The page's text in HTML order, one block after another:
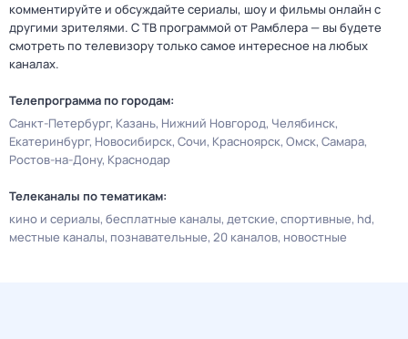
комментируйте и обсуждайте сериалы, шоу и фильмы онлайн с
другими зрителями. С ТВ программой от Рамблера — вы будете
смотреть по телевизору только самое интересное на любых
каналах.
Телепрограмма по городам:
Санкт-Петербург Казань Нижний Новгород Челябинск
Екатеринбург Новосибирск Сочи Красноярск Омск Самара
Ростов-на-Дону Краснодар
Телеканалы по тематикам:
кино и сериалы бесплатные каналы детские спортивные hd
местные каналы познавательные 20 каналов новостные